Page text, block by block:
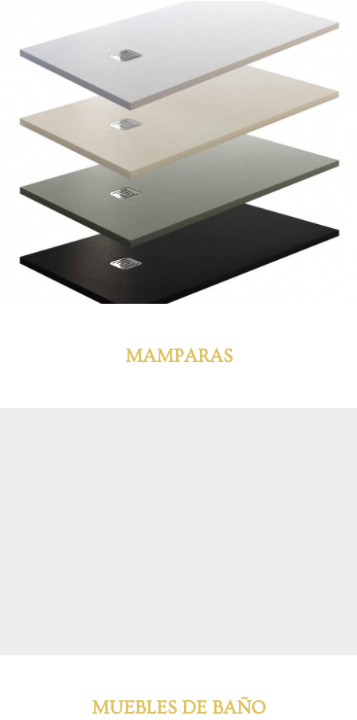
MAMPARAS
MUEBLES DE BAÑO